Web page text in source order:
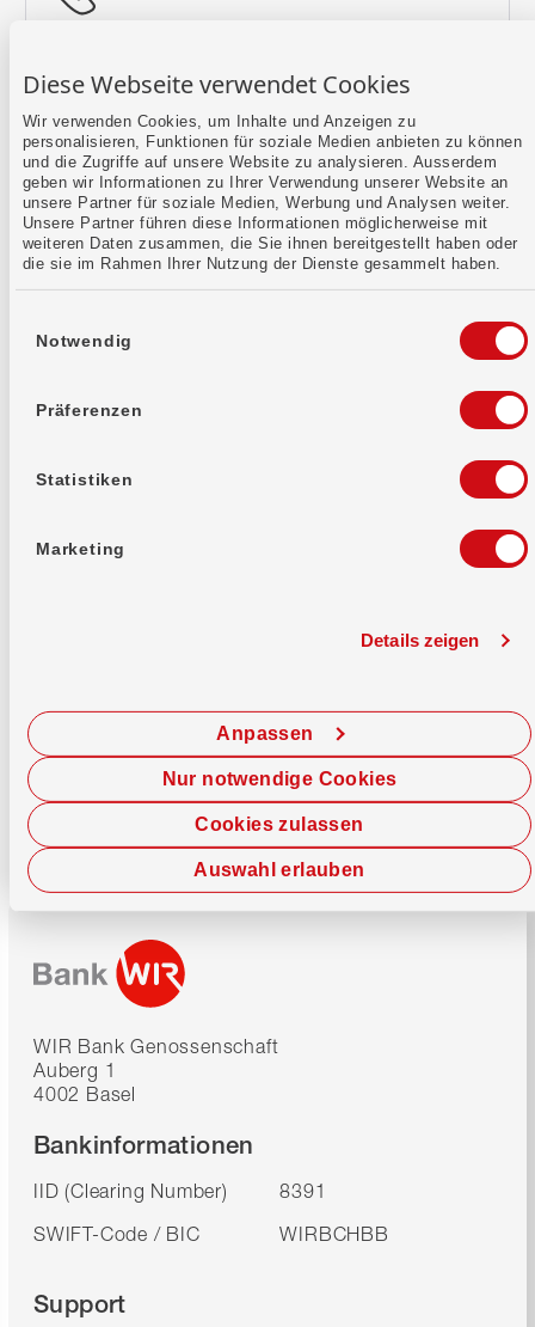
Diese Webseite verwendet Cookies
Wir verwenden Cookies, um Inhalte und Anzeigen zu
personalisieren, Funktionen für soziale Medien anbieten zu können
und die Zugriffe auf unsere Website zu analysieren. Ausserdem
geben wir Informationen zu Ihrer Verwendung unserer Website an
unsere Partner für soziale Medien, Werbung und Analysen weiter.
Unsere Partner führen diese Informationen möglicherweise mit
weiteren Daten zusammen, die Sie ihnen bereitgestellt haben oder
die sie im Rahmen Ihrer Nutzung der Dienste gesammelt haben.
Notwendig
Präferenzen
Statistiken
Marketing
Details zeigen
Cookies zulassen
Anpassen
Auswahl erlauben
Nur notwendige Cookies
Mehr erfahren
Kontaktformular
Jetzt chatten
WIR Bank Genossenschaft
Auberg 1
4002 Basel
Bankinformationen
IID (Clearing Number)
8391
SWIFT-Code / BIC
WIRBCHBB
Support